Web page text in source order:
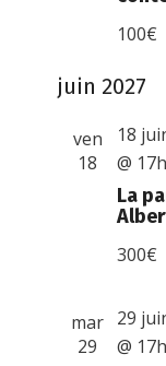
100€
juin 2027
ven
18
La
18
@
300€
mar
29
29
@